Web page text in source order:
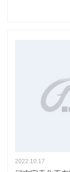
2022.10.17